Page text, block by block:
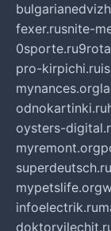
fexer.rusnite-
0sporte.ru
pro-kirpichi.ru
mynances.org
odnokartinki.ru
oysters-
myremont.org
superdeutsch.ru
mypetslife.org
infoelectrik.ru